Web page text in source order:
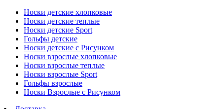
Носки детские хлопковые
Носки детские теплые
Носки детские Sport
Гольфы детские
Носки детские с Рисунком
Носки взрослые хлопковые
Носки взрослые теплые
Носки взрослые Sport
Гольфы взрослые
Носки Взрослые с Рисунком